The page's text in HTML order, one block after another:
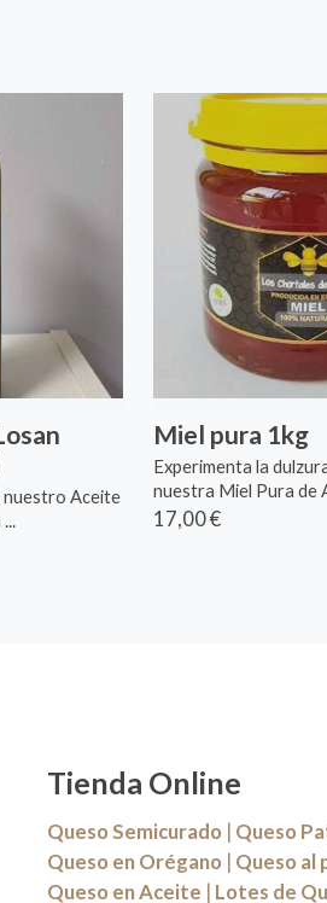
nuestro Aceite
Miel pura 1kg
Experimenta la
nuestra Miel Pura de
17,00 €
Tienda Online
Queso Semicurado | Queso
Queso en Orégano | Queso al
Queso en Aceite | Lotes de